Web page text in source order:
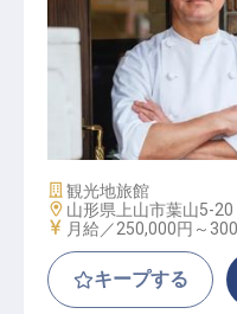
調理スタッフ／マ
施設業態
観光地旅館
勤務地
山形県上山市葉山5-20
給与
月給／250,000円～
キープする